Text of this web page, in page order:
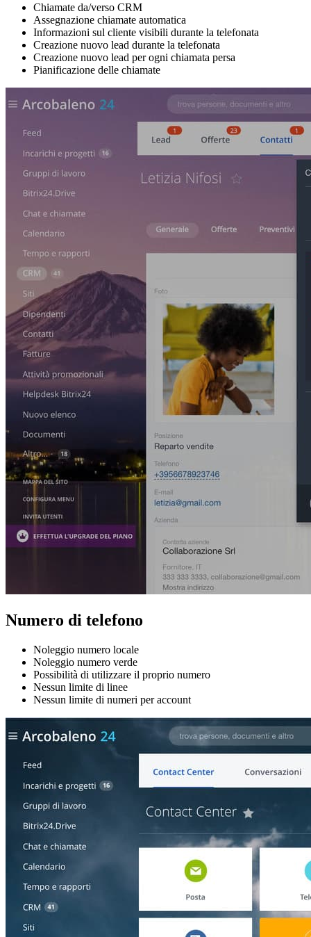
Chiamate da/verso CRM
Assegnazione chiamate automatica
Informazioni sul cliente visibili durante la telefonata
Creazione nuovo lead durante la telefonata
Creazione nuovo lead per ogni chiamata persa
Pianificazione delle chiamate
Numero di telefono
Noleggio numero locale
Noleggio numero verde
Possibilità di utilizzare il proprio numero
Nessun limite di linee
Nessun limite di numeri per account